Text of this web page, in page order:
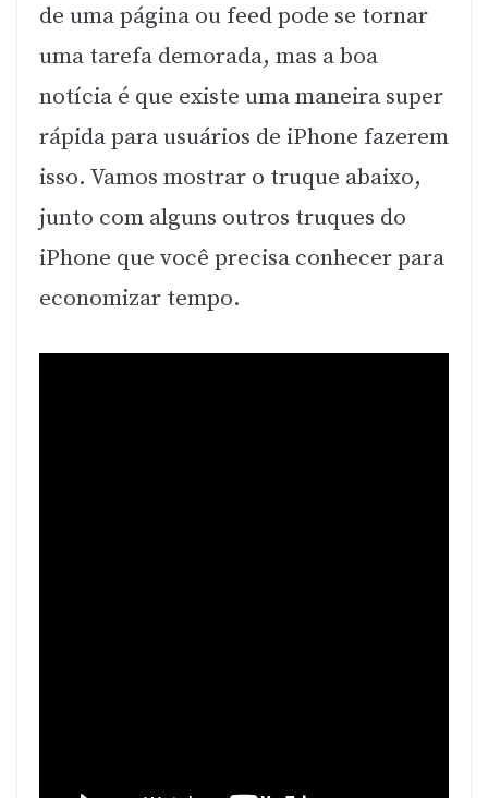
de uma página ou feed pode se tornar
uma tarefa demorada, mas a boa
notícia é que existe uma maneira super
rápida para usuários de iPhone fazerem
isso. Vamos mostrar o truque abaixo,
junto com alguns outros truques do
iPhone que você precisa conhecer para
economizar tempo.